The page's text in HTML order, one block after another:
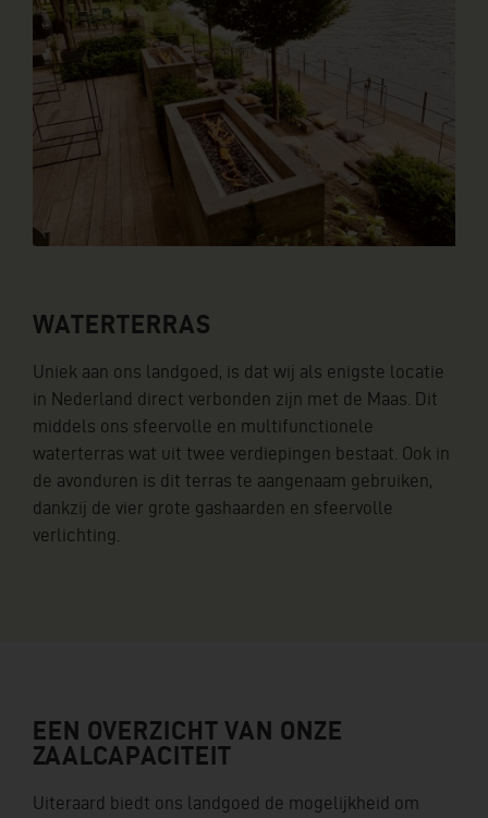
WATERTERRAS
Uniek aan ons landgoed, is dat wij als enigste locatie
in Nederland direct verbonden zijn met de Maas. Dit
middels ons sfeervolle en multifunctionele
waterterras wat uit twee verdiepingen bestaat. Ook in
de avonduren is dit terras te aangenaam gebruiken,
dankzij de vier grote gashaarden en sfeervolle
verlichting.
EEN OVERZICHT VAN ONZE
ZAALCAPACITEIT
Uiteraard biedt ons landgoed de mogelijkheid om